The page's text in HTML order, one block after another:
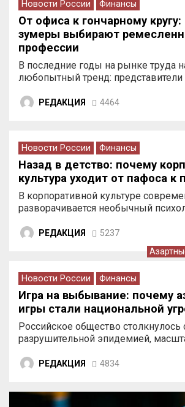
Новости России Финансы
От офиса к гончарному
зумеры выбирают
профессии
В последние годы на рынке труда
любопытный тренд: представители
РЕДАКЦИЯ 4464
Новости России Финансы
Назад в детство: почему
культура уходит от пафоса к
В корпоративной культуре
разворачивается необычный
РЕДАКЦИЯ 5237
Новости России Финансы
Игра на выбывание: почему
игры стали национальной
Российское общество столкнулось
разрушительной эпидемией,
РЕДАКЦИЯ 4834